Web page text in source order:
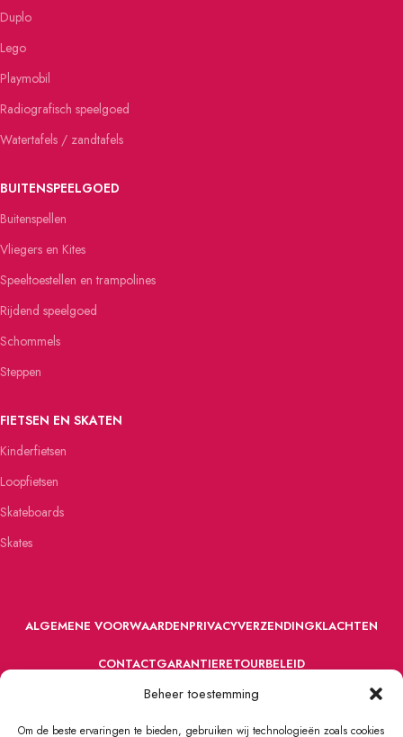
Beheer toestemming
Om de beste ervaringen te bieden, gebruiken wij technologieën zoals cookies
Duplo
Lego
Playmobil
Radiografisch speelgoed
Watertafels / zandtafels
BUITENSPEELGOED
Buitenspellen
Vliegers en Kites
Speeltoestellen en trampolines
Rijdend speelgoed
Schommels
Steppen
FIETSEN EN SKATEN
Kinderfietsen
Loopfietsen
Skateboards
Skates
ALGEMENE VOORWAARDENPRIVACYVERZENDINGKLACHTEN
CONTACTGARANTIERETOURBELEID